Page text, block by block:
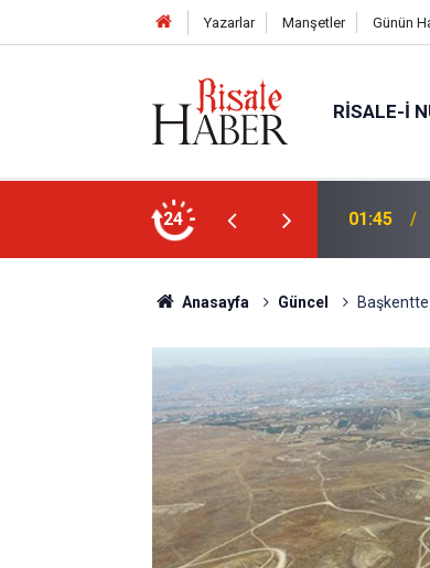
Yazarlar Manşetler Günün
RISALE-I
24
bu kelime ile saadet-i ebediye müjdesine
01:45
Anasayfa Güncel Başkentte